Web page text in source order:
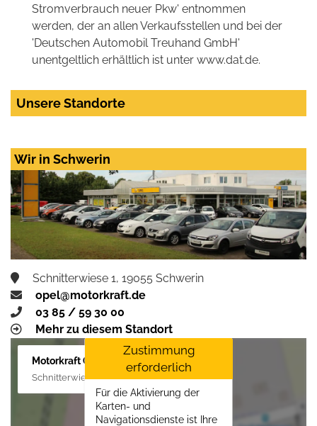
Stromverbrauch neuer Pkw' entnommen
werden, der an allen Verkaufsstellen und bei der
'Deutschen Automobil Treuhand GmbH'
unentgeltlich erhältlich ist unter www.dat.de.
Unsere Standorte
Wir in Schwerin
Schnitterwiese 1, 19055 Schwerin
opel@motorkraft.de
03 85 / 59 30 00
Mehr zu diesem Standort
Motorkraft GmbH
Schnitterwiese 1, 19055 Schwerin
Zustimmung
erforderlich
Für die Aktivierung der
Karten- und
Navigationsdienste ist Ihre